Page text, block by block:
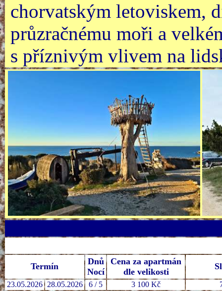
chorvatským letoviskem,
průzračnému moři a
s příznivým vlivem na
Termín
Dnů
Nocí
Cena za apartmán
dle velikosti
23.05.2026 28.05.2026 6 / 5 3 100 Kč